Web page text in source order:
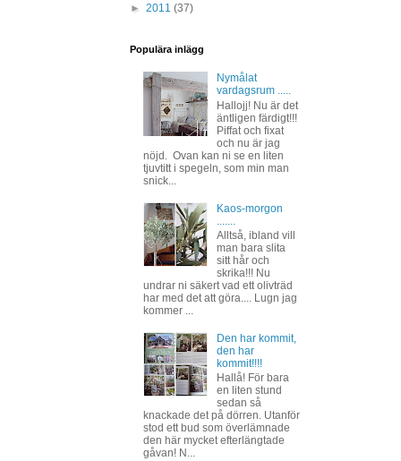
► 2011 (37)
Populära inlägg
Nymålat
vardagsrum .....
Hallojj! Nu är det
äntligen färdigt!!!
Piffat och fixat
och nu är jag
nöjd. Ovan kan ni se en liten
tjuvtitt i spegeln, som min man
snick...
Kaos-morgon
Alltså, ibland vill
man bara slita
sitt hår och
skrika!!! Nu
undrar ni säkert vad ett olivträd
har med det att göra.... Lugn jag
kommer ...
Den har kommit,
den har
kommit!!!!
Hallå! För bara
en liten stund
sedan så
knackade det på dörren. Utanför
stod ett bud som överlämnade
den här mycket efterlängtade
gåvan! N...